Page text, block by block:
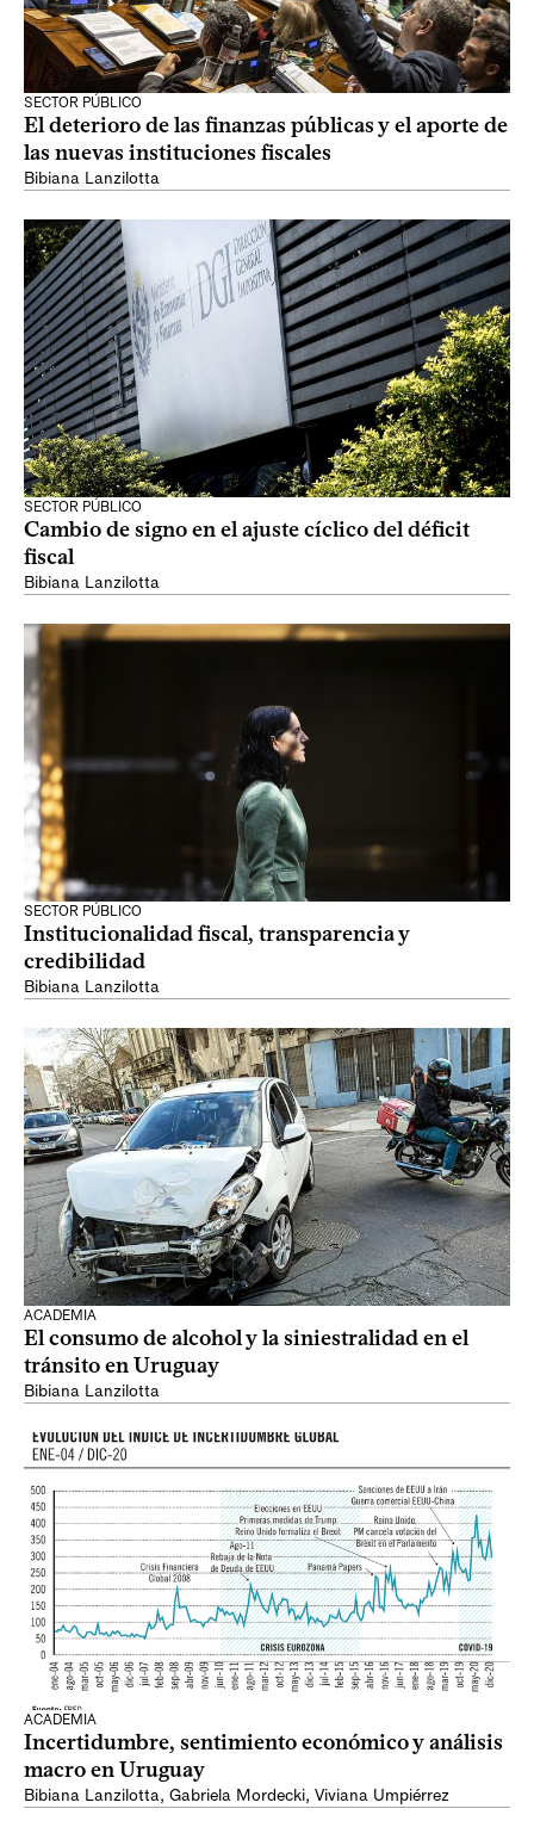
SECTOR PÚBLICO
El deterioro de las finanzas públicas y el aporte de
las nuevas instituciones fiscales
Bibiana Lanzilotta
SECTOR PÚBLICO
Cambio de signo en el ajuste cíclico del déficit
fiscal
Bibiana Lanzilotta
SECTOR PÚBLICO
Institucionalidad fiscal, transparencia y
credibilidad
Bibiana Lanzilotta
ACADEMIA
El consumo de alcohol y la siniestralidad en el
tránsito en Uruguay
Bibiana Lanzilotta
ACADEMIA
Incertidumbre, sentimiento económico y análisis
macro en Uruguay
Bibiana Lanzilotta, Gabriela Mordecki, Viviana Umpiérrez